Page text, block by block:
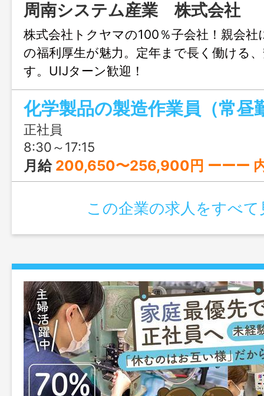
周南システム産業 株式会社
株式会社トクヤマの100％子会社！親会社
の福利厚生が魅力。定年まで長く働ける
す。UIJターン歓迎！
化学製品の製造作業員（常昼
正社員
8:30～17:15
月給 200,650〜256,900円 ーーー 内訳： 190,650円～246,900円（基
この企業の求人をすべて